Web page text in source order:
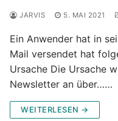
JARVIS 5. MAI 2021
Ein Anwender hat in
Mail versendet hat
Ursache Die Ursache
Newsletter an über……
WEITERLESEN →